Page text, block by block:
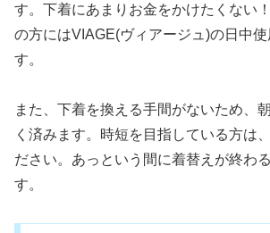
す。下着にあまりお金をかけたくない
の方にはVIAGE(ヴィアージュ)の日中
す。
また、下着を換える手間がないため、
く済みます。時短を目指している方は
ださい。あっという間に着替えが終わ
す。